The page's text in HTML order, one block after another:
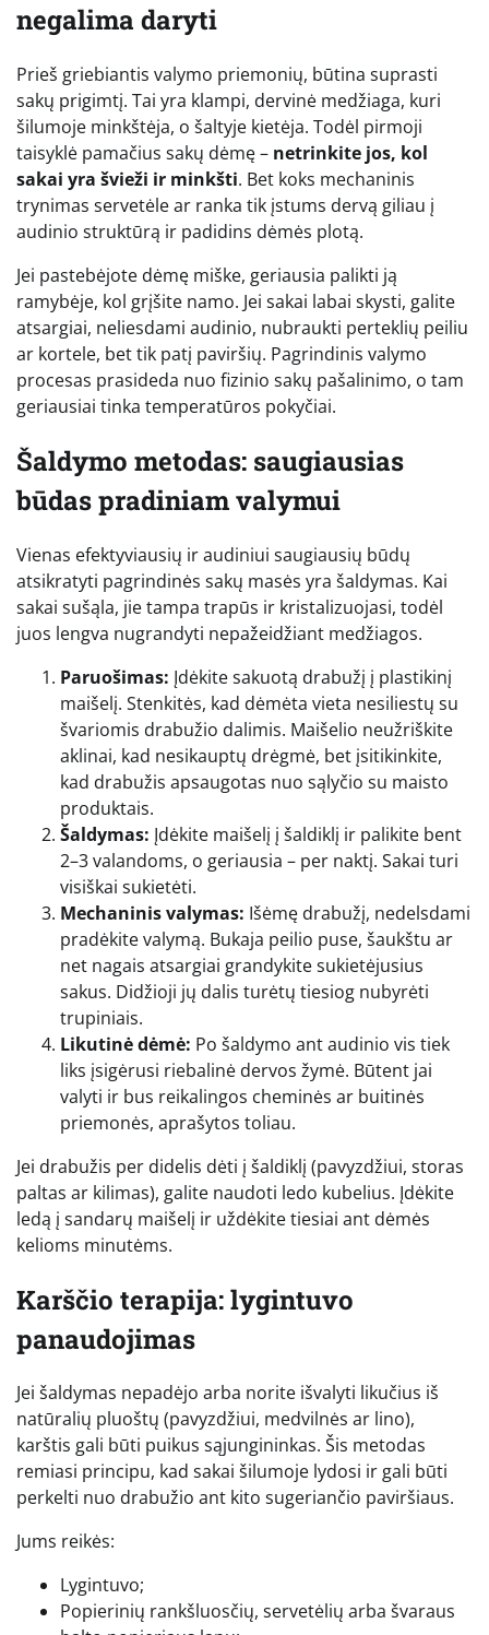
negalima daryti
Prieš griebiantis valymo priemonių, būtina suprasti
sakų prigimtį. Tai yra klampi, dervinė medžiaga, kuri
šilumoje minkštėja, o šaltyje kietėja. Todėl pirmoji
taisyklė pamačius sakų dėmę – netrinkite jos, kol
sakai yra švieži ir minkšti. Bet koks mechaninis
trynimas servetėle ar ranka tik įstums dervą giliau į
audinio struktūrą ir padidins dėmės plotą.
Jei pastebėjote dėmę miške, geriausia palikti ją
ramybėje, kol grįšite namo. Jei sakai labai skysti, galite
atsargiai, neliesdami audinio, nubraukti perteklių peiliu
ar kortele, bet tik patį paviršių. Pagrindinis valymo
procesas prasideda nuo fizinio sakų pašalinimo, o tam
geriausiai tinka temperatūros pokyčiai.
Šaldymo metodas: saugiausias
būdas pradiniam valymui
Vienas efektyviausių ir audiniui saugiausių būdų
atsikratyti pagrindinės sakų masės yra šaldymas. Kai
sakai sušąla, jie tampa trapūs ir kristalizuojasi, todėl
juos lengva nugrandyti nepažeidžiant medžiagos.
Paruošimas: Įdėkite sakuotą drabužį į plastikinį
maišelį. Stenkitės, kad dėmėta vieta nesiliestų su
švariomis drabužio dalimis. Maišelio neužriškite
aklinai, kad nesikauptų drėgmė, bet įsitikinkite,
kad drabužis apsaugotas nuo sąlyčio su maisto
produktais.
Šaldymas: Įdėkite maišelį į šaldiklį ir palikite bent
2–3 valandoms, o geriausia – per naktį. Sakai turi
visiškai sukietėti.
Mechaninis valymas: Išėmę drabužį, nedelsdami
pradėkite valymą. Bukaja peilio puse, šaukštu ar
net nagais atsargiai grandykite sukietėjusius
sakus. Didžioji jų dalis turėtų tiesiog nubyrėti
trupiniais.
Likutinė dėmė: Po šaldymo ant audinio vis tiek
liks įsigėrusi riebalinė dervos žymė. Būtent jai
valyti ir bus reikalingos cheminės ar buitinės
priemonės, aprašytos toliau.
Jei drabužis per didelis dėti į šaldiklį (pavyzdžiui, storas
paltas ar kilimas), galite naudoti ledo kubelius. Įdėkite
ledą į sandarų maišelį ir uždėkite tiesiai ant dėmės
kelioms minutėms.
Karščio terapija: lygintuvo
panaudojimas
Jei šaldymas nepadėjo arba norite išvalyti likučius iš
natūralių pluoštų (pavyzdžiui, medvilnės ar lino),
karštis gali būti puikus sąjungininkas. Šis metodas
remiasi principu, kad sakai šilumoje lydosi ir gali būti
perkelti nuo drabužio ant kito sugeriančio paviršiaus.
Jums reikės:
Lygintuvo;
Popierinių rankšluosčių, servetėlių arba švaraus